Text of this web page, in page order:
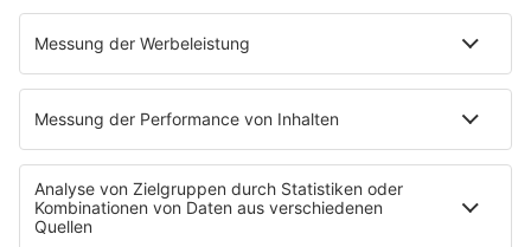
Niemand muss ein Promi sein
PROGRAMM
Mit den Waffeln einer Frau
SERVICE
Empfang